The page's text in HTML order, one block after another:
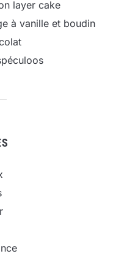
layer cake
à vanille et boudin